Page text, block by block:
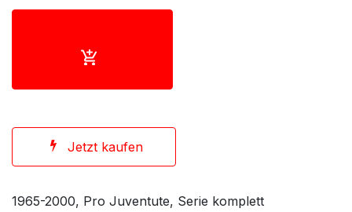
Jetzt kaufen
1965-2000, Pro Juventute, Serie komplett